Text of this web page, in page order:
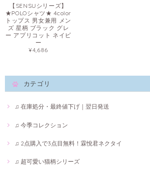
【SENSUシリーズ】
★POLOシャツ★ 4color
トップス 男女兼用 メン
ズ 星柄 ブラック グレ
ー アプリコット ネイビ
ー
¥4,686
カテゴリ
♫ 在庫処分・最終値下げ｜翌日発送
♫ 今季コレクション
♫ 2点購入で3点目無料！霖悅君ネクタイ
♫ 超可愛い猫柄シリーズ